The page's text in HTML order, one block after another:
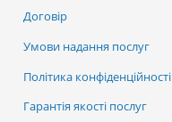
Договір
Умови надання послуг
Політика конфіденційності
Гарантія якості послуг